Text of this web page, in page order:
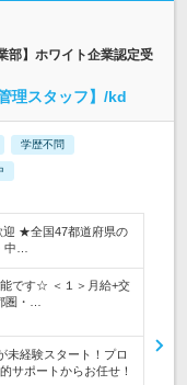
部】ホワイト企業認定受
理スタッフ】/kd
学歴不問
★全国47都道府県の
中…
です☆ ＜１＞月給+交
圏・…
未経験スタート！プロ
サポートからお任せ！